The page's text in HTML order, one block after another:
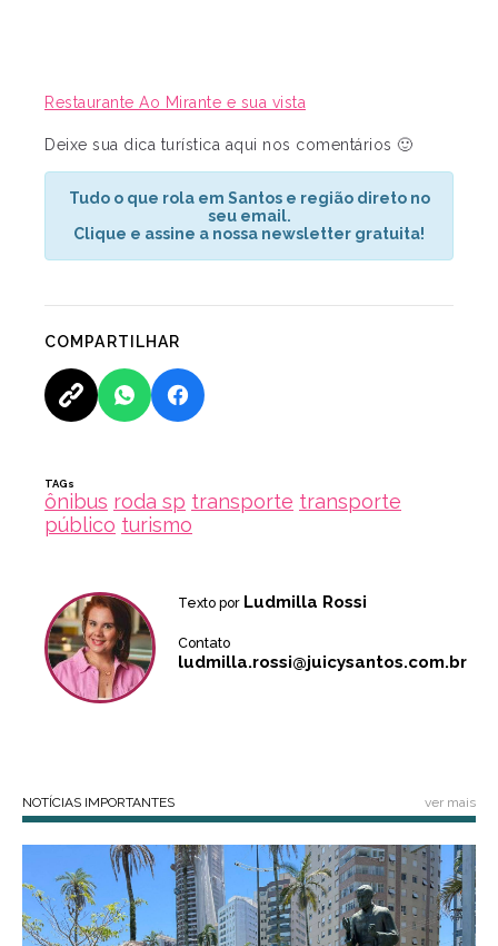
Restaurante Ao Mirante e sua vista
Deixe sua dica turística aqui nos comentários 🙂
Tudo o que rola em Santos e região direto no
seu email.
Clique e assine a nossa newsletter gratuita!
COMPARTILHAR
TAGs
ônibus roda sp transporte transporte
público turismo
Texto por Ludmilla Rossi
Contato
ludmilla.rossi@juicysantos.com.br
NOTÍCIAS IMPORTANTES ver mais